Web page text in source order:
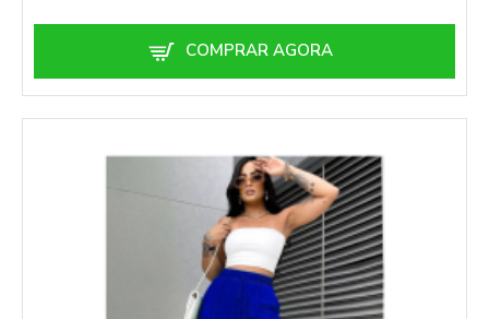
COMPRAR AGORA